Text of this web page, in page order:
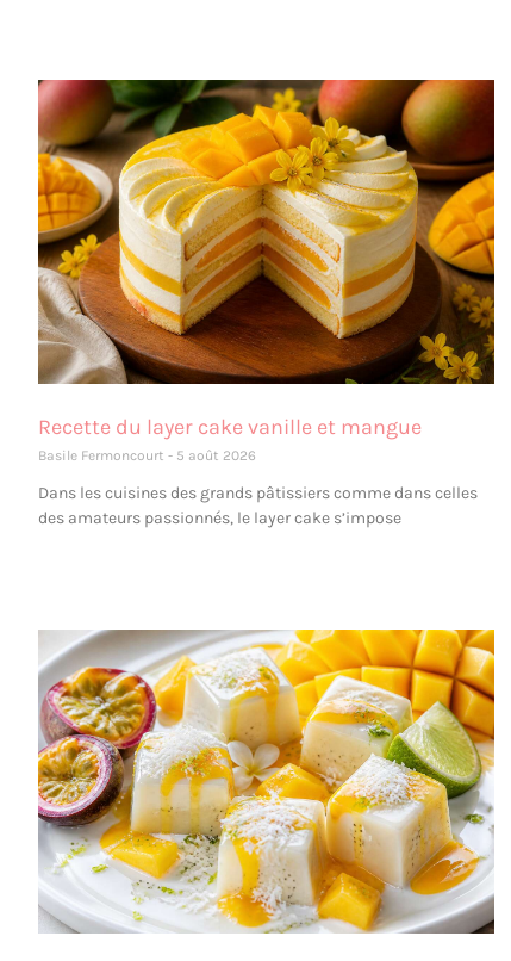
Recette du layer cake vanille et mangue
Basile Fermoncourt 5 août 2026
Dans les cuisines des grands pâtissiers comme dans celles
des amateurs passionnés, le layer cake s’impose